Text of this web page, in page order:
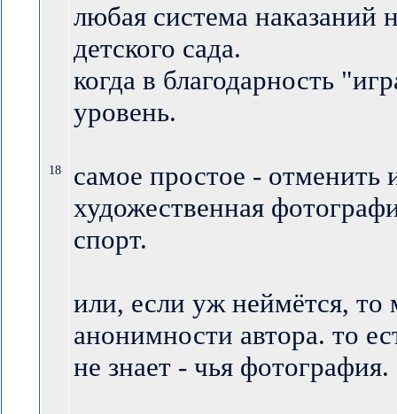
18
любая система наказаний
детского сада.
когда в благодарность
уровень.
самое простое - отменить
художественная
спорт.
или, если уж неймётся, то
анонимности автора. то
не знает - чья фотография.